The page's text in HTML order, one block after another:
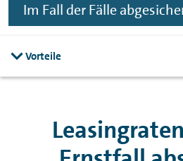
Im Fall der Fälle
Vorteile